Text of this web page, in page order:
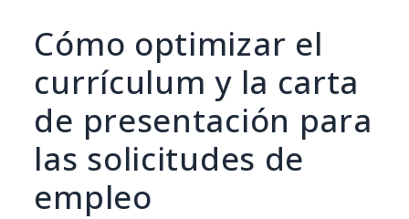
Cómo optimizar el
currículum y la carta
de presentación para
las solicitudes de
empleo